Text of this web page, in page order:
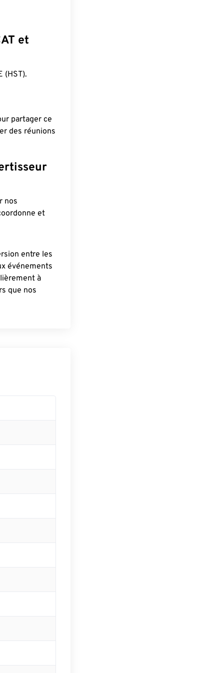
et
(HST).
partager ce
des réunions
nos
et
entre les
événements
à
que nos